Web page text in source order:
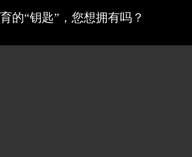
的“钥匙”，您想拥有吗？